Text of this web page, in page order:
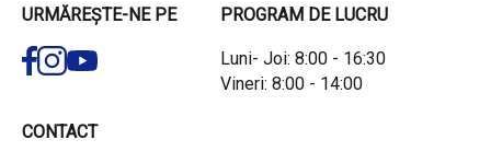
URMĂREȘTE-NE PE PROGRAM DE LUCRU
Luni- Joi: 8:00 - 16:30
Vineri: 8:00 - 14:00
CONTACT